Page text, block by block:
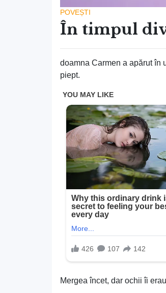
POVEȘTI
În timpul
doamna Carmen a apărut în
piept.
Mergea încet, dar ochii îi